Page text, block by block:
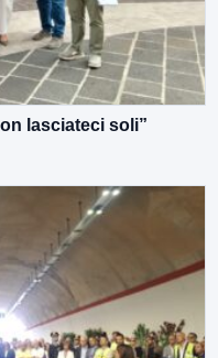
lasciateci soli”